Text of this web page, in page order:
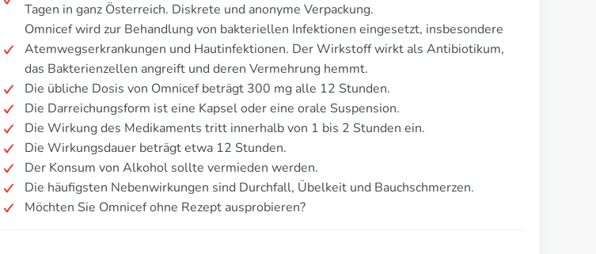
Tagen in ganz Österreich. Diskrete und anonyme Verpackung.
Omnicef wird zur Behandlung von bakteriellen Infektionen eingesetzt, insbesondere
Atemwegserkrankungen und Hautinfektionen. Der Wirkstoff wirkt als Antibiotikum,
das Bakterienzellen angreift und deren Vermehrung hemmt.
Die übliche Dosis von Omnicef beträgt 300 mg alle 12 Stunden.
Die Darreichungsform ist eine Kapsel oder eine orale Suspension.
Die Wirkung des Medikaments tritt innerhalb von 1 bis 2 Stunden ein.
Die Wirkungsdauer beträgt etwa 12 Stunden.
Der Konsum von Alkohol sollte vermieden werden.
Die häufigsten Nebenwirkungen sind Durchfall, Übelkeit und Bauchschmerzen.
Möchten Sie Omnicef ohne Rezept ausprobieren?